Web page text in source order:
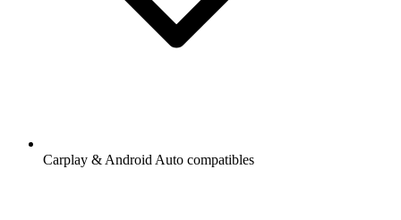
Carplay & Android Auto compatibles